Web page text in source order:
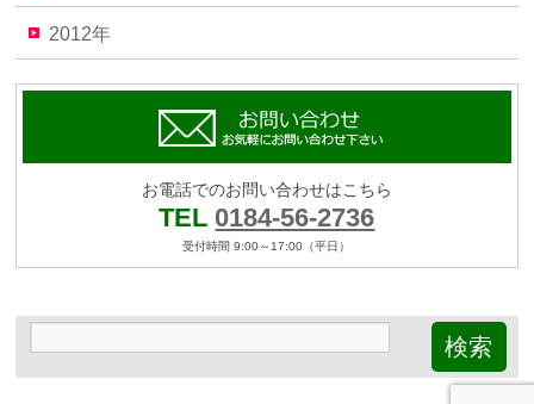
2012年
お電話でのお問い合わせはこちら
TEL 0184-56-2736
受付時間 9:00～17:00（平日）